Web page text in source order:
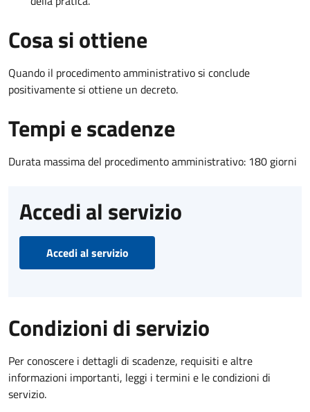
Cosa si ottiene
Quando il procedimento amministrativo si conclude
positivamente si ottiene un decreto.
Tempi e scadenze
Durata massima del procedimento amministrativo: 180 giorni
Accedi al servizio
Accedi al servizio
Condizioni di servizio
Per conoscere i dettagli di scadenze, requisiti e altre
informazioni importanti, leggi i termini e le condizioni di
servizio.